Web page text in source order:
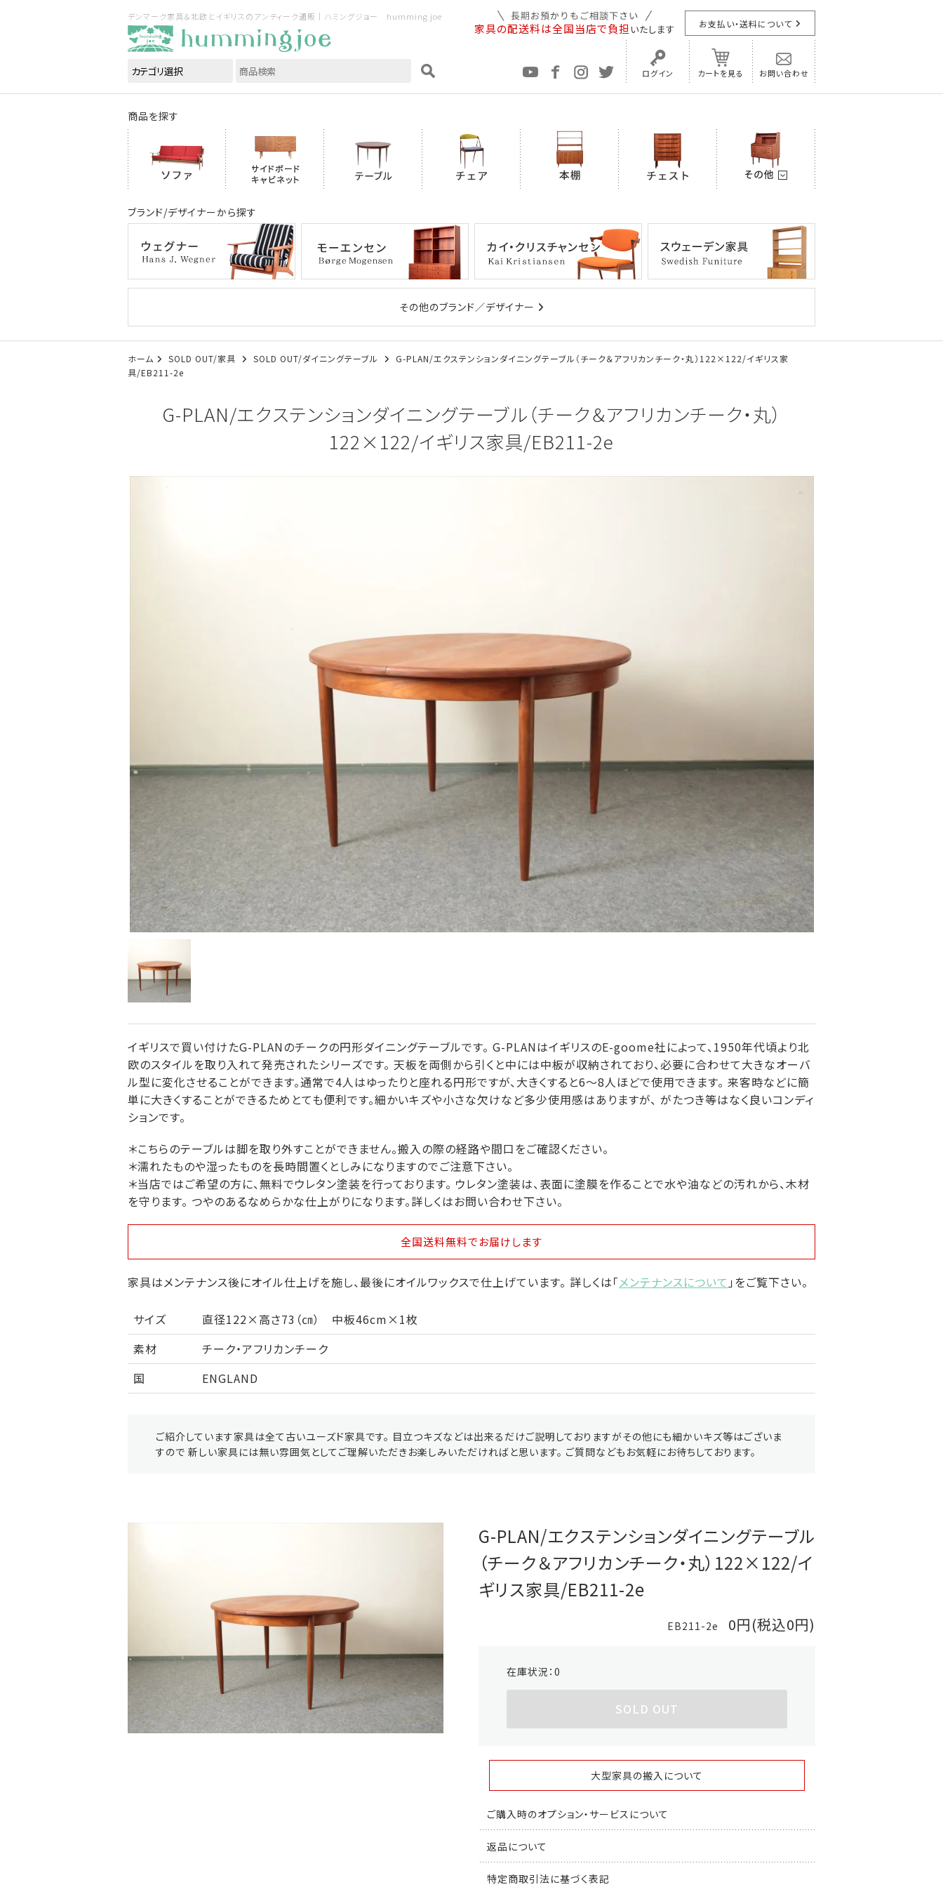
デンマーク家具＆北欧とイギリスのアンティーク通販｜ハミングジョー humming joe
家具の配送料は全国当店で負担 いたします お支払い・送料について
ログイン カートを見る お問い合わせ
商品を探す
ブランド/デザイナーから探す
その他のブランド／デザイナー
ホーム SOLD OUT/家具 SOLD OUT/ダイニングテーブル
G-PLAN/エクステンションダイニングテーブル（チーク＆アフリカンチーク・丸）122×122/イギリス家
具/EB211-2e
G-PLAN/エクステンションダイニングテーブル（チーク＆アフリカンチーク・丸）
122×122/イギリス家具/EB211-2e
イギリスで買い付けたG-PLANのチークの円形ダイニングテーブルです。 G-PLANはイギリスのE-goome社によって、1950年代頃より北
欧のスタイルを取り入れて発売されたシリーズです。 天板を両側から引くと中には中板が収納されており、必要に合わせて大きなオーバ
ル型に変化させることができます。通常で4人はゆったりと座れる円形ですが、大きくすると6～8人ほどで使用できます。 来客時などに簡
単に大きくすることができるためとても便利です。細かいキズや小さな欠けなど多少使用感はありますが、 がたつき等はなく良いコンディ
ションです。
＊こちらのテーブルは脚を取り外すことができません。搬入の際の経路や間口をご確認ください。
＊濡れたものや湿ったものを長時間置くとしみになりますのでご注意下さい。
＊当店ではご希望の方に、無料でウレタン塗装を行っております。 ウレタン塗装は、表面に塗膜を作ることで水や油などの汚れから、木材
を守ります。 つやのあるなめらかな仕上がりになります。詳しくはお問い合わせ下さい。
全国送料無料でお届けします
家具はメンテナンス後にオイル仕上げを施し、最後にオイルワックスで仕上げています。 詳しくは「メンテナンスについて 」をご覧下さい。
サイズ
直径122×高さ73（㎝） 中板46cm×1枚
素材
チーク・アフリカンチーク
国
ENGLAND
ご紹介しています家具は全て古いユーズド家具です。 目立つキズなどは出来るだけご説明しておりますがその他にも細かいキズ等はございま
すので 新しい家具には無い雰囲気としてご理解いただきお楽しみいただければと思います。 ご質問などもお気軽にお待ちしております。
G-PLAN/エクステンションダイニングテーブル
（チーク＆アフリカンチーク・丸）122×122/イ
ギリス家具/EB211-2e
EB211-2e 0円(税込0円)
在庫状況： 0
SOLD OUT
大型家具の搬入について
ご購入時のオプション・サービスについて
返品について
特定商取引法に基づく表記